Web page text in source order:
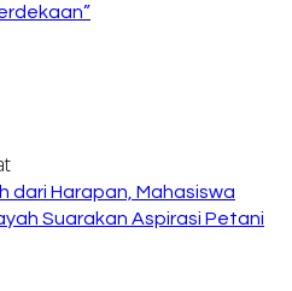
dari Harapan, Mahasiswa
Suarakan Aspirasi Petani